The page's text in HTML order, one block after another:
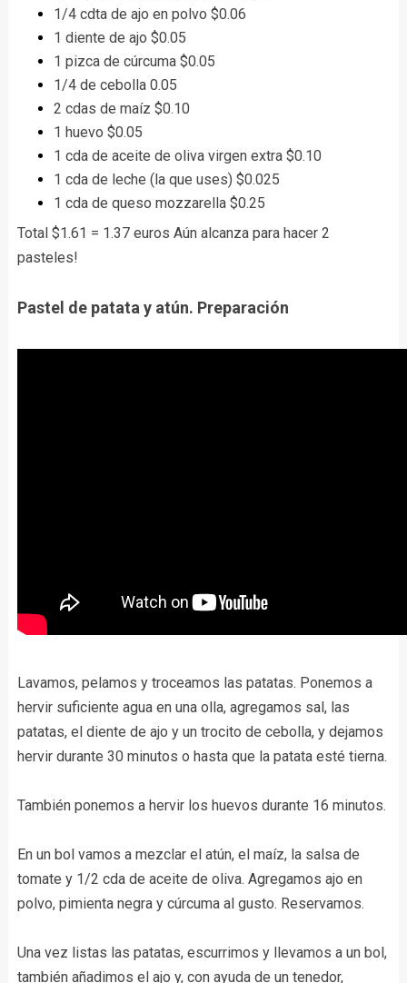
1/4 cdta de ajo en polvo $0.06
1 diente de ajo $0.05
1 pizca de cúrcuma $0.05
1/4 de cebolla 0.05
2 cdas de maíz $0.10
1 huevo $0.05
1 cda de aceite de oliva virgen extra $0.10
1 cda de leche (la que uses) $0.025
1 cda de queso mozzarella $0.25
Total $1.61 = 1.37 euros Aún alcanza para hacer 2
pasteles!
Pastel de patata y atún. Preparación
Lavamos, pelamos y troceamos las patatas. Ponemos a
hervir suficiente agua en una olla, agregamos sal, las
patatas, el diente de ajo y un trocito de cebolla, y dejamos
hervir durante 30 minutos o hasta que la patata esté tierna.
También ponemos a hervir los huevos durante 16 minutos.
En un bol vamos a mezclar el atún, el maíz, la salsa de
tomate y 1/2 cda de aceite de oliva. Agregamos ajo en
polvo, pimienta negra y cúrcuma al gusto. Reservamos.
Una vez listas las patatas, escurrimos y llevamos a un bol,
también añadimos el ajo y, con ayuda de un tenedor,